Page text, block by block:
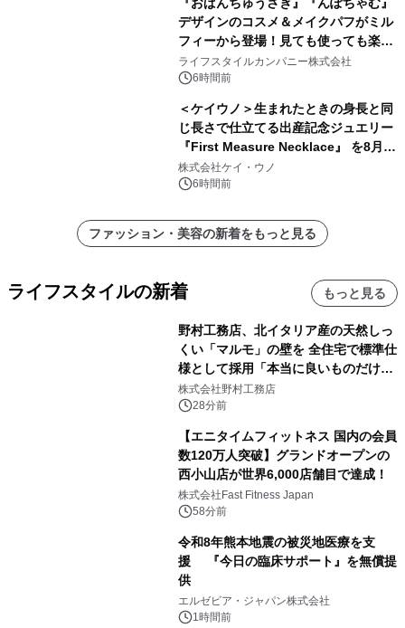
『おぱんちゅうさぎ』『んぽちゃむ』
デザインのコスメ＆メイクパフがミル
フィーから登場！見ても使っても楽し
い、ポップでキュートなコレクショ
ン。
ライフスタイルカンパニー株式会社
6時間前
＜ケイウノ＞生まれたときの身長と同
じ長さで仕立てる出産記念ジュエリー
『First Measure Necklace』 を8月14
日(金)に発売
株式会社ケイ・ウノ
6時間前
ファッション・美容の新着をもっと見る
ライフスタイルの新着 もっと見る
野村工務店、北イタリア産の天然しっ
くい「マルモ」の壁を 全住宅で標準仕
様として採用「本当に良いものだけに
こだわる」
株式会社野村工務店
28分前
【エニタイムフィットネス 国内の会員
数120万人突破】グランドオープンの
西小山店が世界6,000店舗目で達成！
株式会社Fast Fitness Japan
58分前
令和8年熊本地震の被災地医療を支
援 『今日の臨床サポート』を無償提
供
エルゼビア・ジャパン株式会社
1時間前